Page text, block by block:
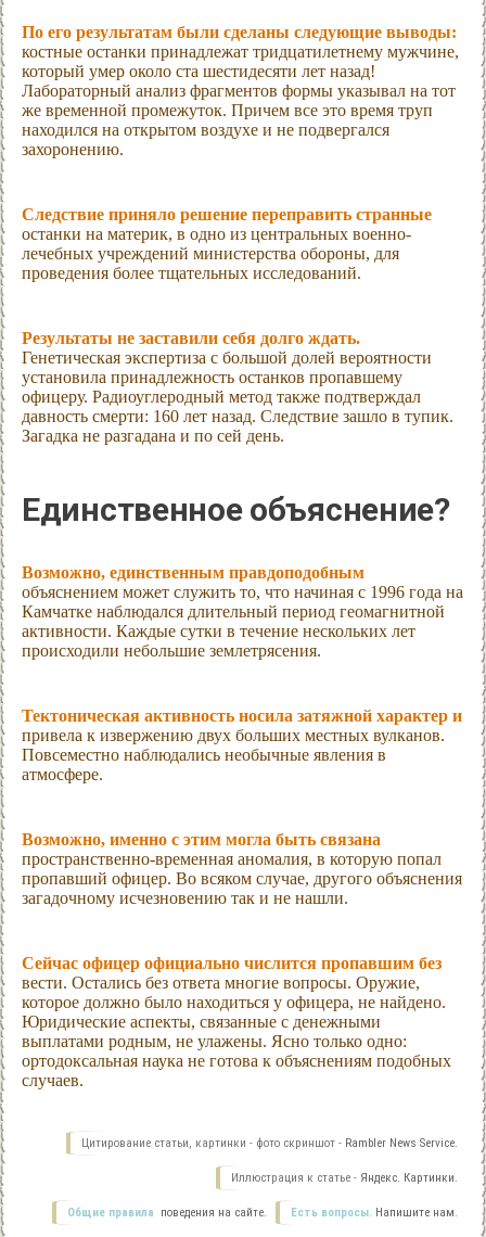
По его результатам были сделаны следующие выводы:
костные останки принадлежат тридцатилетнему мужчине,
который умер около ста шестидесяти лет назад!
Лабораторный анализ фрагментов формы указывал на тот
же временной промежуток. Причем все это время труп
находился на открытом воздухе и не подвергался
захоронению.
Следствие приняло решение переправить странные
останки на материк, в одно из центральных военно-
лечебных учреждений министерства обороны, для
проведения более тщательных исследований.
Результаты не заставили себя долго ждать.
Генетическая экспертиза с большой долей вероятности
установила принадлежность останков пропавшему
офицеру. Радиоуглеродный метод также подтверждал
давность смерти: 160 лет назад. Следствие зашло в тупик.
Загадка не разгадана и по сей день.
Единственное объяснение?
Возможно, единственным правдоподобным
объяснением может служить то, что начиная с 1996 года на
Камчатке наблюдался длительный период геомагнитной
активности. Каждые сутки в течение нескольких лет
происходили небольшие землетрясения.
Тектоническая активность носила затяжной характер и
привела к извержению двух больших местных вулканов.
Повсеместно наблюдались необычные явления в
атмосфере.
Возможно, именно с этим могла быть связана
пространственно-временная аномалия, в которую попал
пропавший офицер. Во всяком случае, другого объяснения
загадочному исчезновению так и не нашли.
Сейчас офицер официально числится пропавшим без
вести. Остались без ответа многие вопросы. Оружие,
которое должно было находиться у офицера, не найдено.
Юридические аспекты, связанные с денежными
выплатами родным, не улажены. Ясно только одно:
ортодоксальная наука не готова к объяснениям подобных
случаев.
Цитирование статьи, картинки - фото скриншот - Rambler News Service.
Иллюстрация к статье - Яндекс. Картинки.
Есть вопросы. Напишите нам.
Общие правила поведения на сайте.